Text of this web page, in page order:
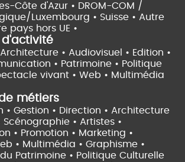
Côte d'Azur • DROM-COM /
Luxembourg • Suisse • Autre
pays hors UE •
d'activité
• Audiovisuel • Edition •
• Patrimoine • Politique
vivant • Web • Multimédia
métiers
Gestion • Direction • Architecture
Scénographie • Artistes •
• Promotion • Marketing •
• Multimédia • Graphisme •
Patrimoine • Politique Culturelle